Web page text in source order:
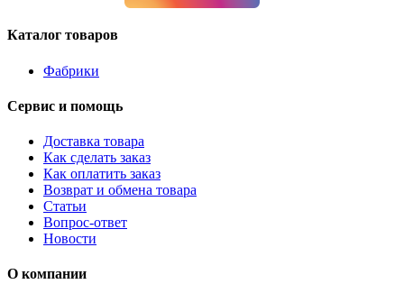
Каталог товаров
Фабрики
Сервис и помощь
Доставка товара
Как сделать заказ
Как оплатить заказ
Возврат и обмена товара
Статьи
Вопрос-ответ
Новости
О компании